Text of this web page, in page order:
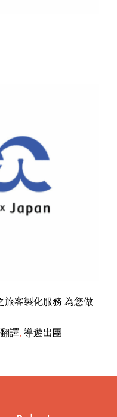
旅客製化服務 為您做
譯, 導遊出團